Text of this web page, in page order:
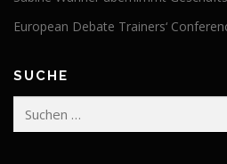
European Debate Trainers‘
SUCHE
Suchen